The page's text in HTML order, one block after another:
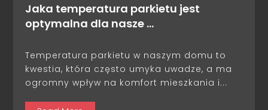
Jaka temperatura parkietu jest
optymalna dla nasze …
Temperatura parkietu w naszym domu to
kwestia, która często umyka uwadze, a ma
ogromny wpływ na komfort mieszkania i...